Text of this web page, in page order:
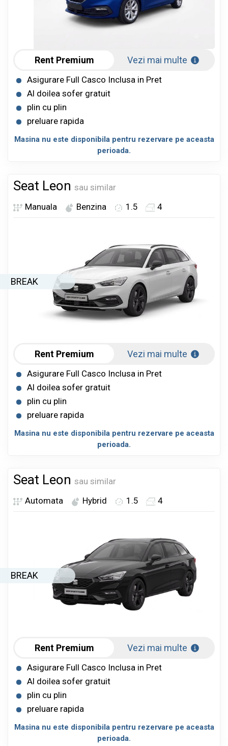
Rent Premium Vezi mai multe
Asigurare Full Casco Inclusa in Pret
Al doilea sofer gratuit
plin cu plin
preluare rapida
Masina nu este disponibila pentru rezervare pe aceasta
perioada.
Seat Leon sau similar
Manuala
Benzina 1.5 4
BREAK
Rent Premium Vezi mai multe
Asigurare Full Casco Inclusa in Pret
Al doilea sofer gratuit
plin cu plin
preluare rapida
Masina nu este disponibila pentru rezervare pe aceasta
perioada.
Seat Leon sau similar
Automata
Hybrid 1.5 4
BREAK
Rent Premium Vezi mai multe
Asigurare Full Casco Inclusa in Pret
Al doilea sofer gratuit
plin cu plin
preluare rapida
Masina nu este disponibila pentru rezervare pe aceasta
perioada.